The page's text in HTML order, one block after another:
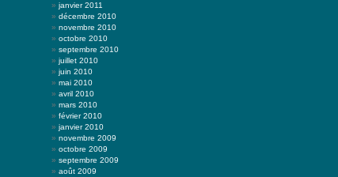
janvier 2011
décembre 2010
novembre 2010
octobre 2010
septembre 2010
juillet 2010
juin 2010
mai 2010
avril 2010
mars 2010
février 2010
janvier 2010
novembre 2009
octobre 2009
septembre 2009
août 2009